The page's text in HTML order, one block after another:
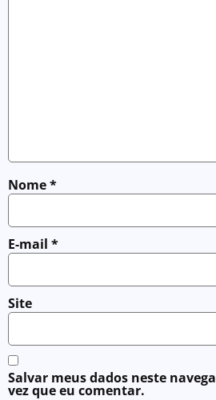
Nome*
E-mail *
Site
Salvar meus dados neste
vez que eu comentar.